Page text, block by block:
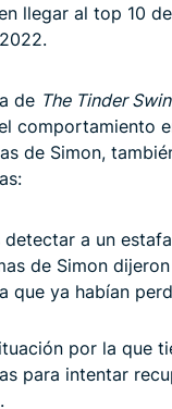
llegar al top 10
de The Tinder
comportamiento
de Simon,
a un
de Simon
que ya habían
por la que
para intentar